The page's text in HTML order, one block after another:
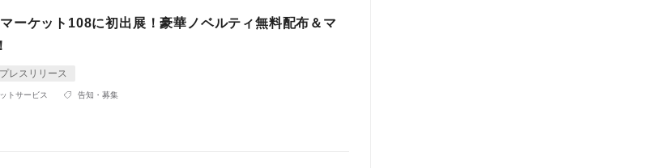
ーケット108に初出展！豪華ノベルティ無料配布＆マ
プレスリリース
トサービス 告知・募集